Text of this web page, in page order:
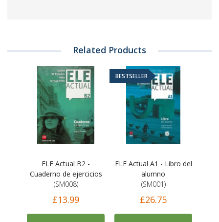
Related Products
ELE Actual B2 -
Cuaderno de ejercicios
(SM008)
£13.99
BESTSELLER
ELE Actual A1 - Libro del
alumno
(SM001)
£26.75